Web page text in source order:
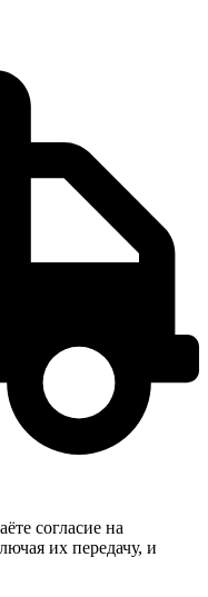
согласие на
их передачу, и